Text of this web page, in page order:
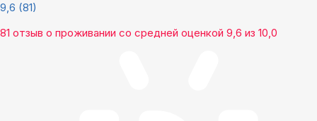
9,6 (81)
81 отзыв о проживании со средней оценкой 9,6 из 10,0